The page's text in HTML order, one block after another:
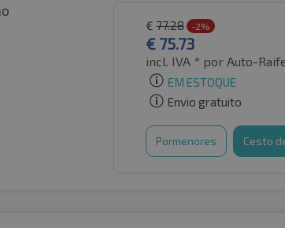
€ 77.28 -2%
€ 75.73
incl. IVA * por Auto-
EM ESTOQUE
Envio gratuito
Pormenores Cesto